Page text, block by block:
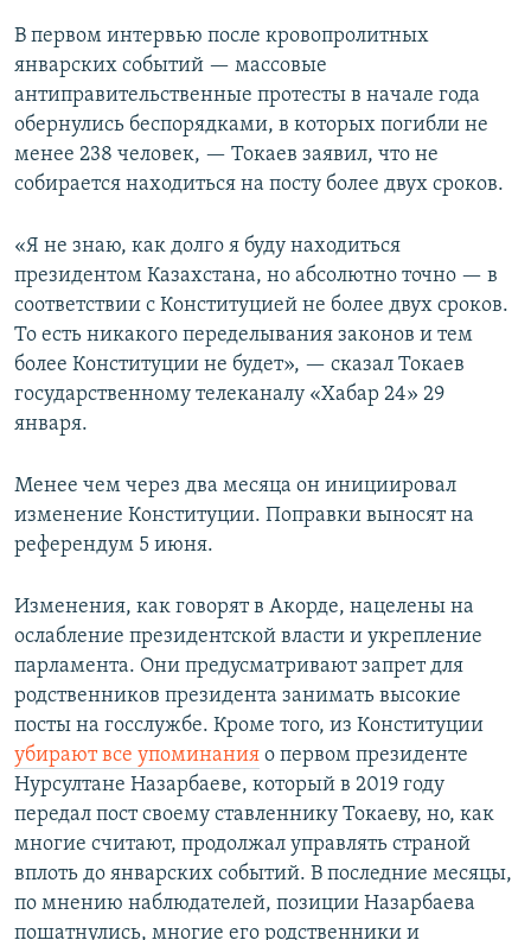
В первом интервью после кровопролитных
январских событий — массовые
антиправительственные протесты в начале года
обернулись беспорядками, в которых погибли не
менее 238 человек, — Токаев заявил, что не
собирается находиться на посту более двух сроков.
«Я не знаю, как долго я буду находиться
президентом Казахстана, но абсолютно точно — в
соответствии с Конституцией не более двух сроков.
То есть никакого переделывания законов и тем
более Конституции не будет», — сказал Токаев
государственному телеканалу «Хабар 24» 29
января.
Менее чем через два месяца он инициировал
изменение Конституции. Поправки выносят на
референдум 5 июня.
Изменения, как говорят в Акорде, нацелены на
ослабление президентской власти и укрепление
парламента. Они предусматривают запрет для
родственников президента занимать высокие
посты на госслужбе. Кроме того, из Конституции
убирают все упоминания о первом президенте
Нурсултане Назарбаеве, который в 2019 году
передал пост своему ставленнику Токаеву, но, как
многие считают, продолжал управлять страной
вплоть до январских событий. В последние месяцы,
по мнению наблюдателей, позиции Назарбаева
пошатнулись, многие его родственники и